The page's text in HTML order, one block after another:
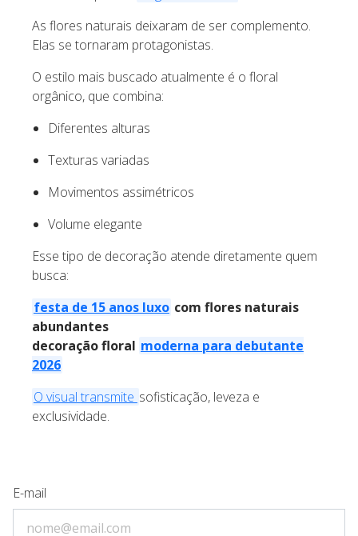
As flores naturais deixaram de ser complemento.
Elas se tornaram protagonistas.
O estilo mais buscado atualmente é o floral
orgânico, que combina:
Diferentes alturas
Texturas variadas
Movimentos assimétricos
Volume elegante
Esse tipo de decoração atende diretamente quem
busca:
festa de 15 anos luxo com flores naturais
abundantes
decoração floral moderna para debutante
2026
O visual transmite sofisticação, leveza e
exclusividade.
E-mail